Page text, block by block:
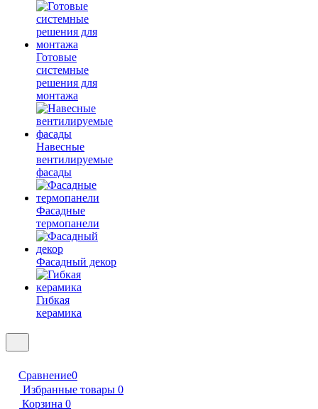
Готовые
системные
решения для
монтажа
Навесные
вентилируемые
фасады
Фасадные
термопанели
Фасадный декор
Гибкая
керамика
Сравнение0
Избранные товары 0
Корзина 0